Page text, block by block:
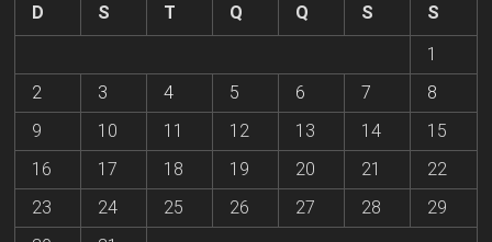
D
S T Q Q S
S
1
2
3 4 5 6 7
8
9
10 11 12 13 14
15
16
17 18 19 20 21
22
23
24 25 26 27 28
29